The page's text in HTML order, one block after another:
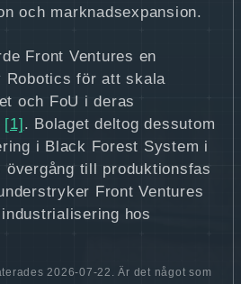
och marknadsexpansion.
Front Ventures en
Robotics för att skala
och FoU i deras
[1] . Bolaget deltog dessutom
i Black Forest System i
övergång till produktionsfas
Front Ventures
hos
2026-07-22. Är det något som